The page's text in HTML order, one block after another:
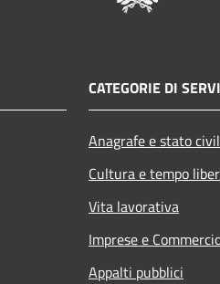
CATEGORIE DI
Anagrafe e stato
Cultura e tempo
Vita lavorativa
Imprese e
Appalti pubblici